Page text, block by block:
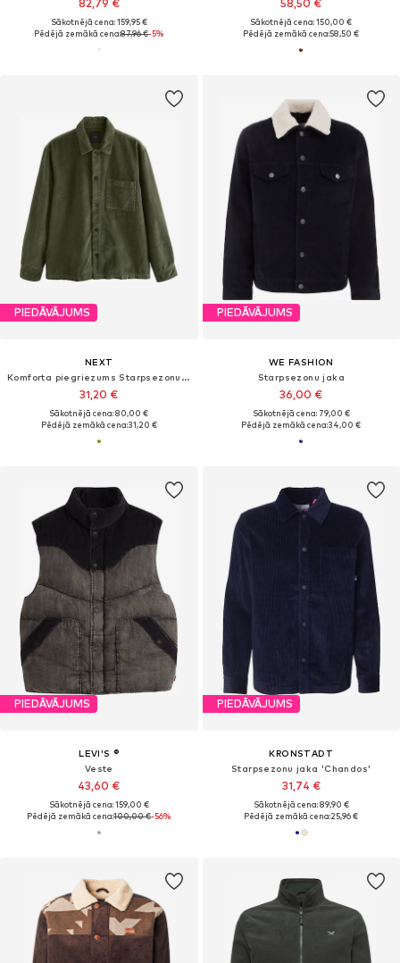
82,79 €
Sākotnējā cena: 159,95 €
Pēdējā zemākā cena:87,96 €-5%
58,50 €
Sākotnējā cena: 150,00 €
Pēdējā zemākā cena:58,50 €
PIEDĀVĀJUMS
NEXT
Komforta piegriezums Starpsezonu jaka
31,20 €
Sākotnējā cena: 80,00 €
Pēdējā zemākā cena:31,20 €
PIEDĀVĀJUMS
WE FASHION
Starpsezonu jaka
36,00 €
Sākotnējā cena: 79,00 €
Pēdējā zemākā cena:34,00 €
PIEDĀVĀJUMS
LEVI'S ®
Veste
43,60 €
Sākotnējā cena: 159,00 €
Pēdējā zemākā cena:100,00 €-56%
PIEDĀVĀJUMS
KRONSTADT
Starpsezonu jaka 'Chandos'
31,74 €
Sākotnējā cena: 89,90 €
Pēdējā zemākā cena:25,96 €